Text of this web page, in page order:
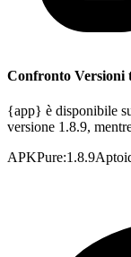
Confronto Versioni
{app} è disponibile
versione 1.8.9,
APKPure:1.8.9